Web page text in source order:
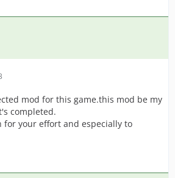
mod for this game.this mod be my
completed.
for your effort and especially to